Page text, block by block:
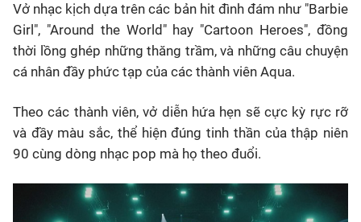
Vở nhạc kịch dựa trên các bản hit đình đám như "Barbie
Girl", "Around the World" hay "Cartoon Heroes", đồng
thời lồng ghép những thăng trầm, và những câu chuyện
cá nhân đầy phức tạp của các thành viên Aqua.
Theo các thành viên, vở diễn hứa hẹn sẽ cực kỳ rực rỡ
và đầy màu sắc, thể hiện đúng tinh thần của thập niên
90 cùng dòng nhạc pop mà họ theo đuổi.